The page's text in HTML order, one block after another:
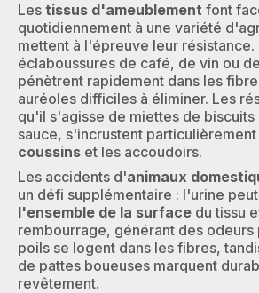
Les tissus d'ameublement font
quotidiennement à une variété
mettent à l'épreuve leur résistance.
éclaboussures de café, de vin ou
pénètrent rapidement dans les
auréoles difficiles à éliminer. Les
qu'il s'agisse de miettes de biscuits
sauce, s'incrustent particulièrement
coussins et les accoudoirs.
Les accidents d'animaux
un défi supplémentaire : l'urine
l'ensemble de la surface du tissu
rembourrage, générant des odeurs
poils se logent dans les fibres,
de pattes boueuses marquent
revêtement.